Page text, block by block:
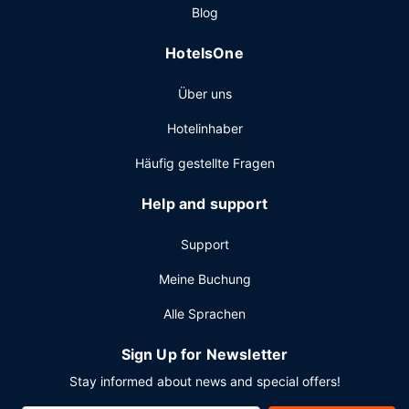
Zimmer und nutz den Zimmerservice (bitte Zeiten
an einer der 2 Bars/Lounges ein. Ein inbegriffenes
Sonstige Einrichtungen
Zum Angebot gehören ein kostenloser Internetzugang per
Kabel, ein Express-Check-out und eine rund um die Uhr
besetzte Rezeption. Wenn du eine Veranstaltung in
Medicine Hat planst, ist dieses Hotel eine gute Wahl, denn
Veranstaltungsräumlichkeiten zählen ein Konferenzzentrum
und 8 Tagungsräume. Vor Ort gibt es Folgendes: Parken
Blog
HotelsOne
Über uns
Hotelinhaber
Häufig gestellte Fragen
Help and support
Support
Meine Buchung
Alle Sprachen
Sign Up for Newsletter
Stay informed about news and special offers!